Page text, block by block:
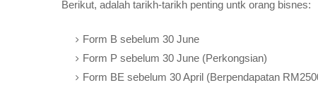
Berikut, adalah tarikh-tarikh penting untk orang bisnes:
Form B sebelum 30 June
Form P sebelum 30 June (Perkongsian)
Form BE sebelum 30 April (Berpendapatan